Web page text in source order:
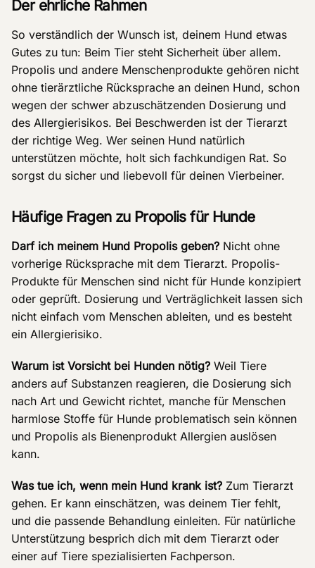
Der ehrliche Rahmen
So verständlich der Wunsch ist, deinem Hund etwas
Gutes zu tun: Beim Tier steht Sicherheit über allem.
Propolis und andere Menschenprodukte gehören nicht
ohne tierärztliche Rücksprache an deinen Hund, schon
wegen der schwer abzuschätzenden Dosierung und
des Allergierisikos. Bei Beschwerden ist der Tierarzt
der richtige Weg. Wer seinen Hund natürlich
unterstützen möchte, holt sich fachkundigen Rat. So
sorgst du sicher und liebevoll für deinen Vierbeiner.
Häufige Fragen zu Propolis für Hunde
Darf ich meinem Hund Propolis geben? Nicht ohne
vorherige Rücksprache mit dem Tierarzt. Propolis-
Produkte für Menschen sind nicht für Hunde konzipiert
oder geprüft. Dosierung und Verträglichkeit lassen sich
nicht einfach vom Menschen ableiten, und es besteht
ein Allergierisiko.
Warum ist Vorsicht bei Hunden nötig? Weil Tiere
anders auf Substanzen reagieren, die Dosierung sich
nach Art und Gewicht richtet, manche für Menschen
harmlose Stoffe für Hunde problematisch sein können
und Propolis als Bienenprodukt Allergien auslösen
kann.
Was tue ich, wenn mein Hund krank ist? Zum Tierarzt
gehen. Er kann einschätzen, was deinem Tier fehlt,
und die passende Behandlung einleiten. Für natürliche
Unterstützung besprich dich mit dem Tierarzt oder
einer auf Tiere spezialisierten Fachperson.